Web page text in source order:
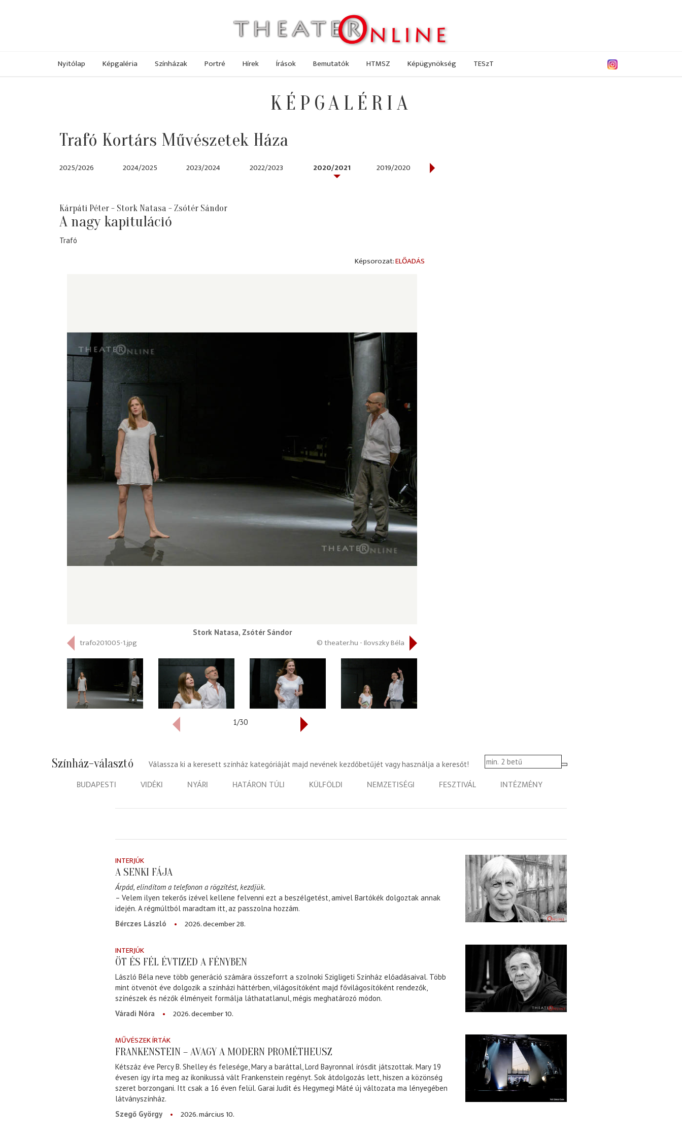
Nyitólap Képgaléria Színházak Portré Hírek Írások Bemutatók HTMSZ Képügynökség TESzT
KÉPGALÉRIA
Trafó Kortárs Művészetek Háza
2025/2026 2024/2025 2023/2024 2022/2023 2020/2021 2019/2020
Kárpáti Péter - Stork Natasa - Zsótér Sándor
A nagy kapituláció
Trafó
ELŐADÁS
Stork Natasa, Zsótér Sándor
© theater.hu - Ilovszky Béla
trafo201005-1.jpg
1/30
Színház-választó Válassza ki a keresett színház kategóriáját majd nevének kezdőbetűjét vagy használja a keresőt!
BUDAPESTI VIDÉKI NYÁRI HATÁRON TÚLI KÜLFÖLDI NEMZETISÉGI FESZTIVÁL INTÉZMÉNY
INTERJÚK
A SENKI FÁJA
Árpád, elindítom a telefonon a rögzítést, kezdjük.
– Velem ilyen tekerős izével kellene felvenni ezt a beszélgetést, amivel Bartókék dolgoztak annak
idején. A régmúltból maradtam itt, az passzolna hozzám.
Bérczes László
2026. december 28.
INTERJÚK
ÖT ÉS FÉL ÉVTIZED A FÉNYBEN
László Béla neve több generáció számára összeforrt a szolnoki Szigligeti Színház előadásaival. Több
mint ötvenöt éve dolgozik a színházi háttérben, világosítóként majd fővilágosítóként rendezők,
színészek és nézők élményeit formálja láthatatlanul, mégis meghatározó módon.
Váradi Nóra
2026. december 10.
MŰVÉSZEK ÍRTÁK
FRANKENSTEIN – AVAGY A MODERN PROMÉTHEUSZ
Kétszáz éve Percy B. Shelley és felesége, Mary a baráttal, Lord Bayronnal írósdit játszottak. Mary 19
évesen így írta meg az ikonikussá vált Frankenstein regényt. Sok átdolgozás lett, hiszen a közönség
szeret borzongani. Itt csak a 16 éven felül. Garai Judit és Hegymegi Máté új változata ma lényegében
látványszínház.
Szegő György
2026. március 10.